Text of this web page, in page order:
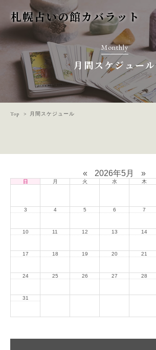
札幌占いの館カバラット
Monthly
月間スケジュール
Top 月間スケジュール
« 2026年5月 »
日 月 火 水 木
3 4 5 6 7
10 11 12 13 14
17 18 19 20 21
24 25 26 27 28
31